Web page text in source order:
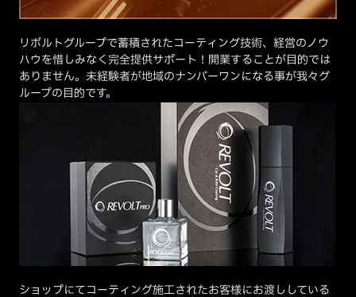
リボルトグループで蓄積されたコーティング技術、経営のノウ
ハウを惜しみなく完全提供サポート！開業することが目的では
ありません。未経験者が地域のナンバーワンになる事が我々グ
ループの目的です。
ショップにてコーティング施工されたお客様にお渡ししている